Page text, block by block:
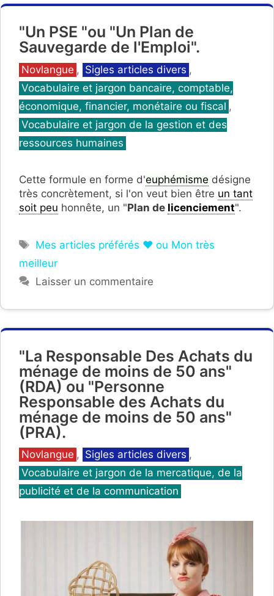
"Un PSE "ou "Un Plan de
Sauvegarde de l'Emploi".
Catégories
Novlangue , Sigles articles divers ,
Vocabulaire et jargon bancaire, comptable,
économique, financier, monétaire ou fiscal ,
Vocabulaire et jargon de la gestion et des
ressources humaines
Cette formule en forme d'euphémisme désigne
très concrètement, si l'on veut bien être un tant
soit peu honnête, un "Plan de licenciement".
Étiquettes
Mes articles préférés ❤ ou Mon très
meilleur
Laisser un commentaire
"La Responsable Des Achats du
ménage de moins de 50 ans"
(RDA) ou "Personne
Responsable des Achats du
ménage de moins de 50 ans"
(PRA).
Catégories
Novlangue , Sigles articles divers ,
Vocabulaire et jargon de la mercatique, de la
publicité et de la communication